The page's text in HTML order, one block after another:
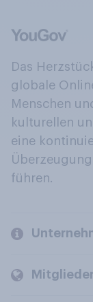
Das
globale
Menschen
kulturellen
eine
führen.